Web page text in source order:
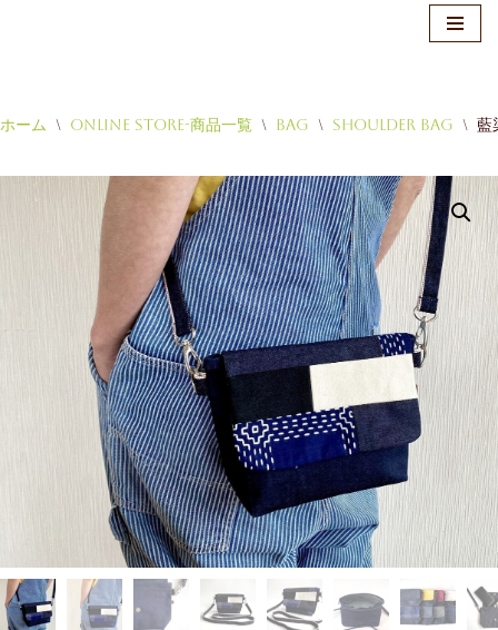
ン
ス
キ
ホーム \ Online Store-商品一覧 \ Bag \ Shoulder Bag \ 藍